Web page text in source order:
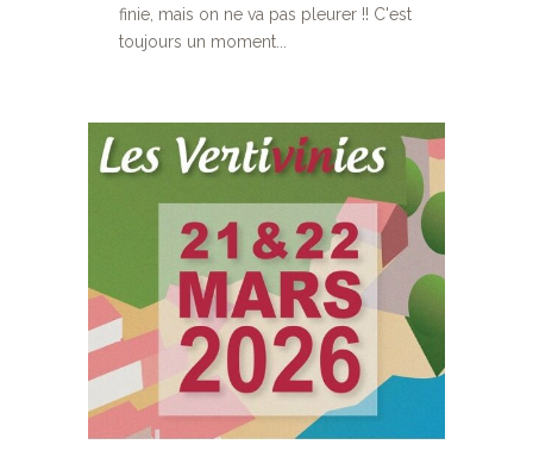
finie, mais on ne va pas pleurer !! C'est
toujours un moment...